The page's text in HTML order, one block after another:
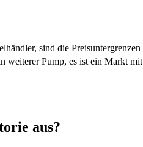
sind die Preisuntergrenzen
weiterer Pump, es ist ein Markt mit
aus?